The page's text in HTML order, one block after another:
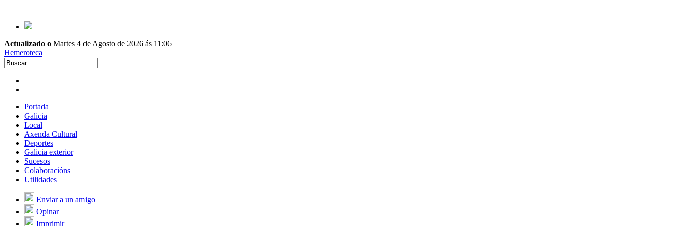
Actualizado o Martes 4 de Agosto de 2026 ás 11:06
Hemeroteca
Portada
Galicia
Local
Axenda Cultural
Deportes
Galicia exterior
Sucesos
Colaboracións
Utilidades
Enviar a un amigo
Opinar
Imprimir